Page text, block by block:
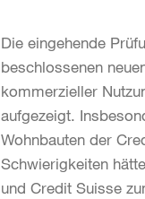
Die eingehende
beschlossenen
kommerzieller
aufgezeigt.
Wohnbauten der
Schwierigkeiten
und Credit Suisse